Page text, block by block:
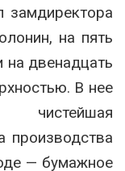
замдиректора
на пять
на двенадцать
В нее
производства
— бумажное